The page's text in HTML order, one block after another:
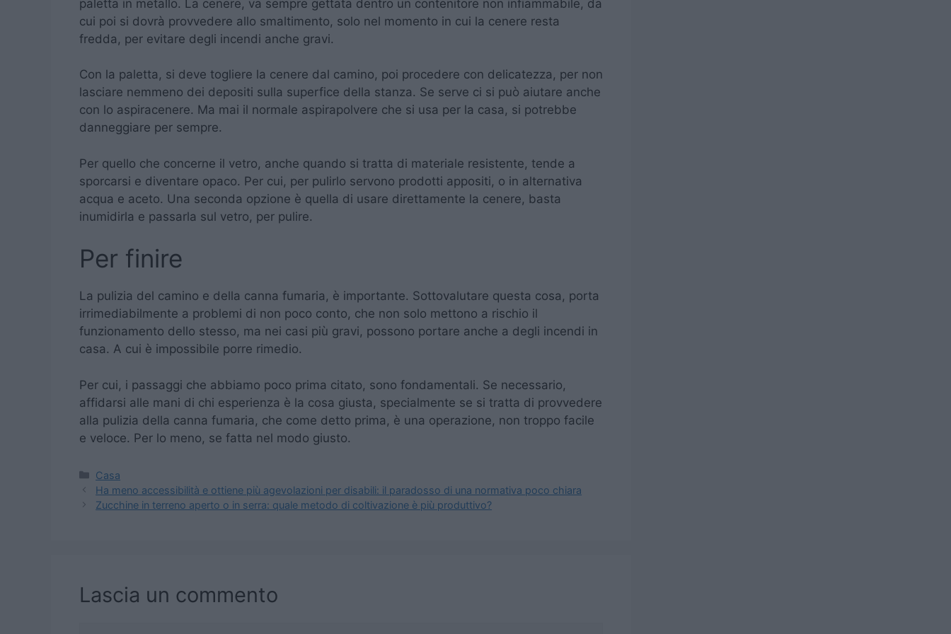
paletta in metallo. La cenere, va sempre gettata dentro un contenitore non infiammabile, da
cui poi si dovrà provvedere allo smaltimento, solo nel momento in cui la cenere resta
fredda, per evitare degli incendi anche gravi.
Con la paletta, si deve togliere la cenere dal camino, poi procedere con delicatezza, per non
lasciare nemmeno dei depositi sulla superfice della stanza. Se serve ci si può aiutare anche
con lo aspiracenere. Ma mai il normale aspirapolvere che si usa per la casa, si potrebbe
danneggiare per sempre.
Per quello che concerne il vetro, anche quando si tratta di materiale resistente, tende a
sporcarsi e diventare opaco. Per cui, per pulirlo servono prodotti appositi, o in alternativa
acqua e aceto. Una seconda opzione è quella di usare direttamente la cenere, basta
inumidirla e passarla sul vetro, per pulire.
Per finire
La pulizia del camino e della canna fumaria, è importante. Sottovalutare questa cosa, porta
irrimediabilmente a problemi di non poco conto, che non solo mettono a rischio il
funzionamento dello stesso, ma nei casi più gravi, possono portare anche a degli incendi in
casa. A cui è impossibile porre rimedio.
Per cui, i passaggi che abbiamo poco prima citato, sono fondamentali. Se necessario,
affidarsi alle mani di chi esperienza è la cosa giusta, specialmente se si tratta di provvedere
alla pulizia della canna fumaria, che come detto prima, è una operazione, non troppo facile
e veloce. Per lo meno, se fatta nel modo giusto.
Categorie
Casa
Ha meno accessibilità e ottiene più agevolazioni per disabili: il paradosso di una normativa poco chiara
Zucchine in terreno aperto o in serra: quale metodo di coltivazione è più produttivo?
Lascia un commento